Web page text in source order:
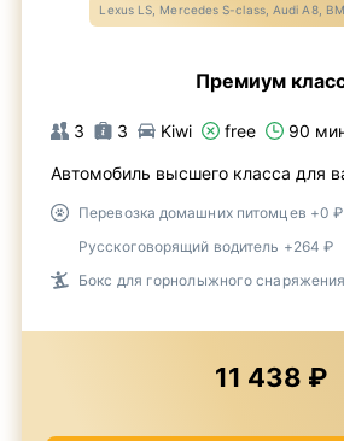
Lexus LS, Mercedes S-class, Audi A8,
Премиум
3 3 Kiwi free 90
Автомобиль высшего класса для
Перевозка домашних питомцев +0 ₽
Русскоговорящий водитель +264 ₽
Бокс для горнолыжного
11 438 ₽